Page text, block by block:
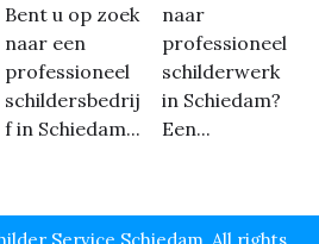
Bent u op zoek
naar een
professioneel
schildersbedrij
f in Schiedam...
naar
professioneel
schilderwerk
in Schiedam?
Een...